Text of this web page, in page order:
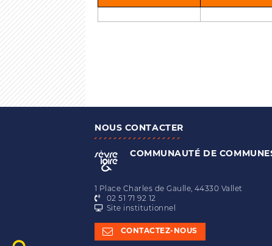
NOUS CONTACTER
COMMUNAUTÉ DE
1 Place Charles de Gaulle, 44330 Vallet
02 51 71 92 12
Site institutionnel
CONTACTEZ-NOUS